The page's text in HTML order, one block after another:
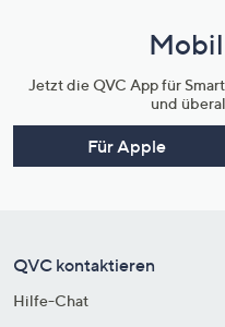
Jetzt die QVC App für
und
Für Apple
QVC kontaktieren
Hilfe-Chat